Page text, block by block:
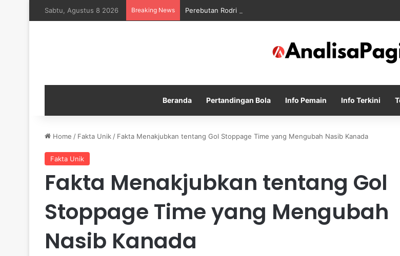
Sabtu, Agustus 8 2026 Breaking News Perebutan Rodri Memanas Saat Barcelona Mengusik Rencana Real
Beranda Pertandingan Bola Info Pemain Info Terkini
Home / Fakta Unik / Fakta Menakjubkan tentang Gol Stoppage Time yang Mengubah Nasib Kanada
Fakta Unik
Fakta Menakjubkan tentang Gol
Stoppage Time yang Mengubah
Nasib Kanada